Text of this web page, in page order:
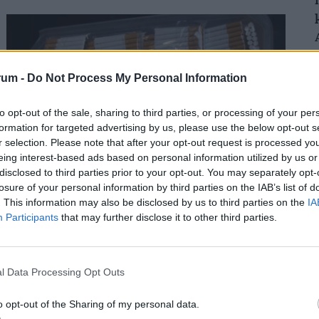
- Do Not Process My Personal Information
opt-out of the sale, sharing to third parties, or processing of your
for targeted advertising by us, please use the below opt-out
selection. Please note that after your opt-out request is processed
interest-based ads based on personal information utilized by us
to third parties prior to your opt-out. You may separately
of your personal information by third parties on the IAB’s list of
This information may also be disclosed by us to third parties on the
Participants that may further disclose it to other third parties.
Data Processing Opt Outs
opt-out of the Sharing of my personal data.
Ezekben a magyar megyékben pörög
leginkább a feketepiac: itt szívják a legtöbb
illegális cigit a magyarok
Hiába javult a helyzet, még mindig hatalmas üzlet a
cigaretták Magyarországra, és hol a legnagyobb a
feketepiac?